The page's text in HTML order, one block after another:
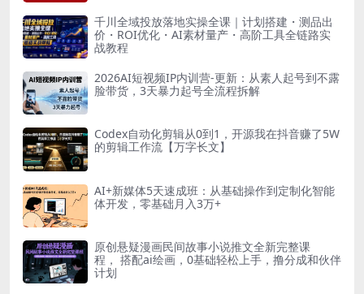
千川全域投放落地实操全课｜计划搭建・测品出
价・ROI优化・AI素材量产・高阶工具全链路实
战教程
2026AI短视频IP内训营-更新：从素人起号到不露
脸带货，3天暴力起号全流程拆解
Codex自动化剪辑从0到1，开源我在抖音赚了5W
的剪辑工作流【万字长文】
AI+新媒体5天速成班：从基础操作到定制化智能
体开发，零基础月入3万+
原创悬疑漫画民间故事小说推文全新完整课
程， 搭配ai绘画，0基础轻松上手，撸分成和伙伴
计划